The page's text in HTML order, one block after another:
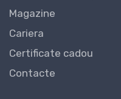
Magazine
Cariera
Certificate cadou
Contacte